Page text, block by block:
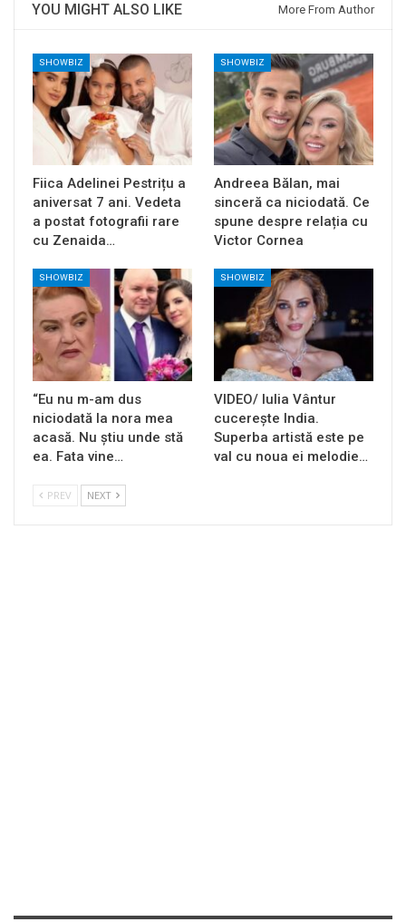
YOU MIGHT ALSO LIKE More From Author
SHOWBIZ
Fiica Adelinei Pestrițu a
aniversat 7 ani. Vedeta
a postat fotografii rare
cu Zenaida…
SHOWBIZ
Andreea Bălan, mai
sinceră ca niciodată. Ce
spune despre relația cu
Victor Cornea
SHOWBIZ
“Eu nu m-am dus
niciodată la nora mea
acasă. Nu știu unde stă
ea. Fata vine…
SHOWBIZ
VIDEO/ Iulia Vântur
cucerește India.
Superba artistă este pe
val cu noua ei melodie…
PREV NEXT